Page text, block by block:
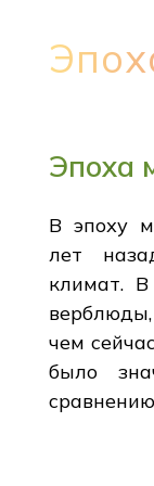
Эпоха
В эпоху
лет
климат.
чем
было